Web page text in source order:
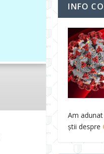
INFO
Am
știi despre